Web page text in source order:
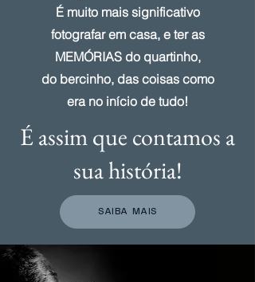
É muito mais significativo
fotografar em casa, e ter as
MEMÓRIAS do quartinho,
do bercinho, das coisas como
era no início de tudo!
É assim que contamos a
sua história!
SAIBA MAIS